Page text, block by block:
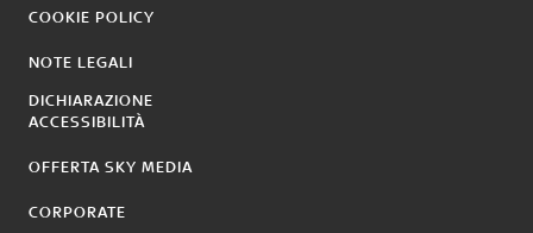
COOKIE POLICY
NOTE LEGALI
DICHIARAZIONE
ACCESSIBILITÀ
OFFERTA SKY MEDIA
CORPORATE